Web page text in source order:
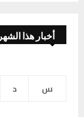
أخبار هذا الشهر
س
د